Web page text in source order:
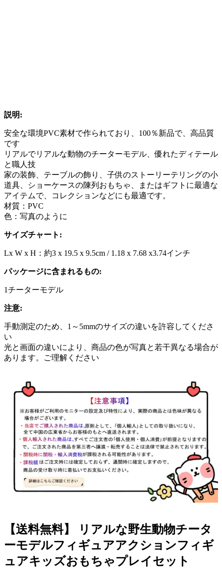
説明:
安全な環境PVC素材で作られており、100％新品で、高品質
です
リアルでリアルな動物のチーターモデル、優れたディテール
と職人技
家の装飾、テーブルの飾り、子供のストーリーテリングの小
道具、ショーケースの陳列おもちゃ、またはギフトに最適な
アイテムで、コレクションなどにも最適です。
材質：PVC
色：写真のように
サイズチャート:
Lx W x H：約3 x 19.5 x 9.5cm / 1.18 x 7.68 x3.74インチ
パッケージに含まれるもの:
1チーターモデル
注意:
手動測定のため、1～5mmのサイズの違いを許容してくださ
い
光と画面の違いにより、商品の色が写真と若干異なる場合が
あります。ご理解ください
【送料無料】 リアルな野生動物チータ
ーモデルフィギュアアクションフィギ
ュアキッズおもちゃプレイセット